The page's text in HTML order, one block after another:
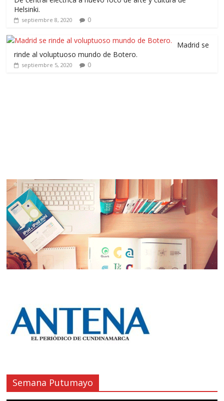
Helsinki.
septiembre 8, 2020 0
Madrid se
rinde al voluptuoso mundo de Botero.
septiembre 5, 2020 0
Semana Putumayo